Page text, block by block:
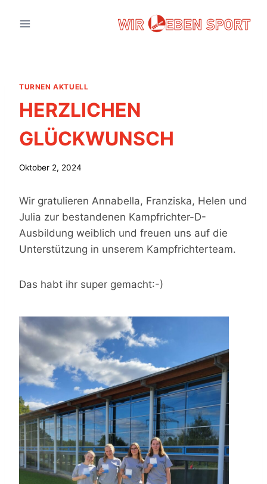
Inhalt
TURNEN AKTUELL
HERZLICHEN
GLÜCKWUNSCH
Oktober 2, 2024
Wir gratulieren Annabella, Franziska, Helen und
Julia zur bestandenen Kampfrichter-D-
Ausbildung weiblich und freuen uns auf die
Unterstützung in unserem Kampfrichterteam.
Das habt ihr super gemacht:-)